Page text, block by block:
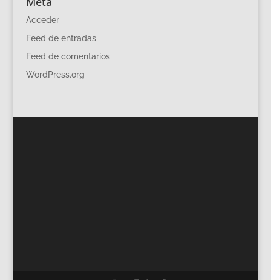
Acceder
Feed de entradas
Feed de comentarios
WordPress.org